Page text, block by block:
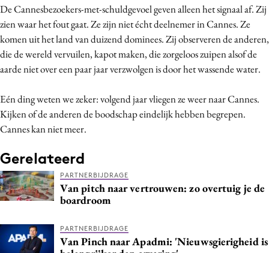
De Cannesbezoekers-met-schuldgevoel geven alleen het signaal af. Zij
zien waar het fout gaat. Ze zijn niet écht deelnemer in Cannes. Ze
komen uit het land van duizend dominees. Zij observeren de anderen,
die de wereld vervuilen, kapot maken, die zorgeloos zuipen alsof de
aarde niet over een paar jaar verzwolgen is door het wassende water.
Eén ding weten we zeker: volgend jaar vliegen ze weer naar Cannes.
Kijken of de anderen de boodschap eindelijk hebben begrepen.
Cannes kan niet meer.
Gerelateerd
PARTNERBIJDRAGE
Van pitch naar vertrouwen: zo overtuig je de
boardroom
PARTNERBIJDRAGE
Van Pinch naar Apadmi: 'Nieuwsgierigheid is